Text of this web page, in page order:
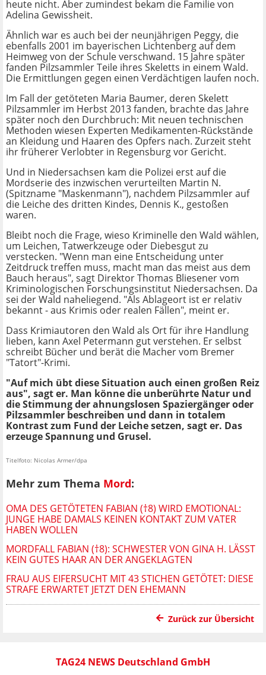
heute nicht. Aber zumindest bekam die Familie von
Adelina Gewissheit.
Ähnlich war es auch bei der neunjährigen Peggy, die
ebenfalls 2001 im bayerischen Lichtenberg auf dem
Heimweg von der Schule verschwand. 15 Jahre später
fanden Pilzsammler Teile ihres Skeletts in einem Wald.
Die Ermittlungen gegen einen Verdächtigen laufen noch.
Im Fall der getöteten Maria Baumer, deren Skelett
Pilzsammler im Herbst 2013 fanden, brachte das Jahre
später noch den Durchbruch: Mit neuen technischen
Methoden wiesen Experten Medikamenten-Rückstände
an Kleidung und Haaren des Opfers nach. Zurzeit steht
ihr früherer Verlobter in Regensburg vor Gericht.
Und in Niedersachsen kam die Polizei erst auf die
Mordserie des inzwischen verurteilten Martin N.
(Spitzname "Maskenmann"), nachdem Pilzsammler auf
die Leiche des dritten Kindes, Dennis K., gestoßen
waren.
Bleibt noch die Frage, wieso Kriminelle den Wald wählen,
um Leichen, Tatwerkzeuge oder Diebesgut zu
verstecken. "Wenn man eine Entscheidung unter
Zeitdruck treffen muss, macht man das meist aus dem
Bauch heraus", sagt Direktor Thomas Bliesener vom
Kriminologischen Forschungsinstitut Niedersachsen. Da
sei der Wald naheliegend. "Als Ablageort ist er relativ
bekannt - aus Krimis oder realen Fällen", meint er.
Dass Krimiautoren den Wald als Ort für ihre Handlung
lieben, kann Axel Petermann gut verstehen. Er selbst
schreibt Bücher und berät die Macher vom Bremer
"Tatort"-Krimi.
"Auf mich übt diese Situation auch einen großen Reiz
aus", sagt er. Man könne die unberührte Natur und
die Stimmung der ahnungslosen Spaziergänger oder
Pilzsammler beschreiben und dann in totalem
Kontrast zum Fund der Leiche setzen, sagt er. Das
erzeuge Spannung und Grusel.
Titelfoto: Nicolas Armer/dpa
Mehr zum Thema Mord:
OMA DES GETÖTETEN FABIAN (†8) WIRD EMOTIONAL:
JUNGE HABE DAMALS KEINEN KONTAKT ZUM VATER
HABEN WOLLEN
MORDFALL FABIAN (†8): SCHWESTER VON GINA H. LÄSST
KEIN GUTES HAAR AN DER ANGEKLAGTEN
FRAU AUS EIFERSUCHT MIT 43 STICHEN GETÖTET: DIESE
STRAFE ERWARTET JETZT DEN EHEMANN
Zurück zur Übersicht
TAG24 NEWS Deutschland GmbH